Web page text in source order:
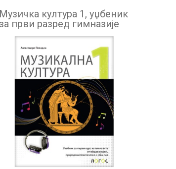
Музичка култура 1, уџбеник
за први разред гимназије
на бугарском језику